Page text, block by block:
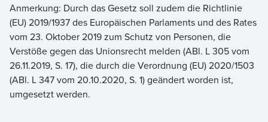
Anmerkung: Durch das Gesetz soll zudem die Richtlinie
(EU) 2019/1937 des Europäischen Parlaments und des Rates
vom 23. Oktober 2019 zum Schutz von Personen, die
Verstöße gegen das Unionsrecht melden (ABl. L 305 vom
26.11.2019, S. 17), die durch die Verordnung (EU) 2020/1503
(ABl. L 347 vom 20.10.2020, S. 1) geändert worden ist,
umgesetzt werden.